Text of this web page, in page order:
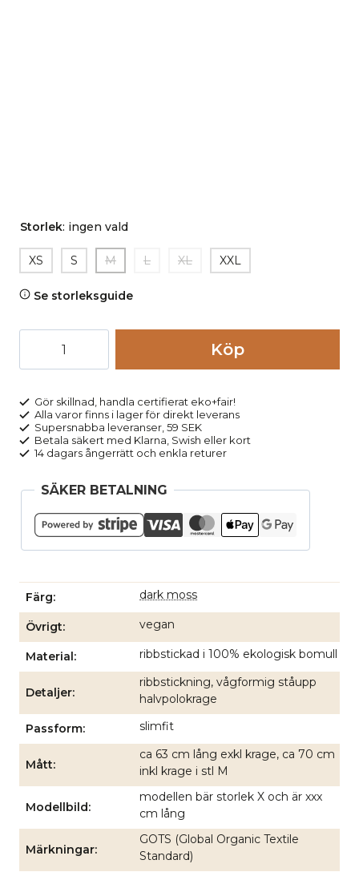
Storlek: ingen vald
XS S M L XL XXL
Se storleksguide
ALAANIA
grön
mängd
Köp
Gör skillnad, handla certifierat eko+fair!
Alla varor finns i lager för direkt leverans
Supersnabba leveranser, 59 SEK
Betala säkert med Klarna, Swish eller kort
14 dagars ångerrätt och enkla returer
SÄKER BETALNING
Färg dark moss
Övrigt vegan
Material ribbstickad i 100% ekologisk bomull
Detaljer
ribbstickning, vågformig ståupp
halvpolokrage
Passform slimfit
Mått
ca 63 cm lång exkl krage, ca 70 cm
inkl krage i stl M
Modellbild
modellen bär storlek X och är xxx
cm lång
Märkningar
GOTS (Global Organic Textile
Standard)